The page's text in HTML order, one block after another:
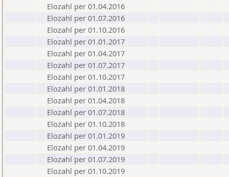
Elozahl per 01.04.2016
Elozahl per 01.07.2016
Elozahl per 01.10.2016
Elozahl per 01.01.2017
Elozahl per 01.04.2017
Elozahl per 01.07.2017
Elozahl per 01.10.2017
Elozahl per 01.01.2018
Elozahl per 01.04.2018
Elozahl per 01.07.2018
Elozahl per 01.10.2018
Elozahl per 01.01.2019
Elozahl per 01.04.2019
Elozahl per 01.07.2019
Elozahl per 01.10.2019